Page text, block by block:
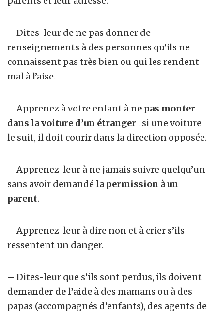
– Dites-leur de ne pas donner de
renseignements à des personnes qu’ils ne
connaissent pas très bien ou qui les rendent
mal à l’aise.
– Apprenez à votre enfant à ne pas monter
dans la voiture d’un étranger : si une voiture
le suit, il doit courir dans la direction opposée.
– Apprenez-leur à ne jamais suivre quelqu’un
sans avoir demandé la permission à un
parent.
– Apprenez-leur à dire non et à crier s’ils
ressentent un danger.
– Dites-leur que s’ils sont perdus, ils doivent
demander de l’aide à des mamans ou à des
papas (accompagnés d’enfants), des agents de